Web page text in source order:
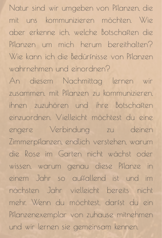
Natur sind wir umgeben von Pflanzen, die
mit uns kommunizieren möchten. Wie
aber erkenne ich, welche Botschaften die
Pflanzen um mich herum bereithalten?
Wie kann ich die Bedürfnisse von Pflanzen
wahrnehmen und einordnen?
An diesem Nachmittag lernen wir
zusammen, mit Pflanzen zu kommunizieren,
ihnen zuzuhören und ihre Botschaften
einzuordnen. Vielleicht möchtest du eine
engere Verbindung zu deinen
Zimmerpflanzen, endlich verstehen, warum
die Rose im Garten nicht wächst oder
wissen, warum genau diese Pflanze in
einem Jahr so auffallend ist und im
nächsten Jahr vielleicht bereits nicht
mehr. Wenn du möchtest, darfst du ein
Pflanzenexemplar von zuhause mitnehmen
und wir lernen sie gemeinsam kennen.